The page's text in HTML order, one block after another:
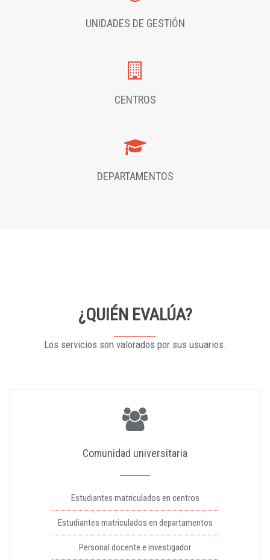
UNIDADES DE GESTIÓN
CENTROS
DEPARTAMENTOS
¿QUIÉN EVALÚA?
Los servicios son valorados por sus usuarios.
Comunidad universitaria
Estudiantes matriculados en centros
Estudiantes matriculados en departamentos
Personal docente e investigador